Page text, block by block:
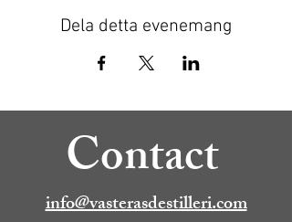
Dela detta evenemang
Contact
info@vasterasdestilleri.com